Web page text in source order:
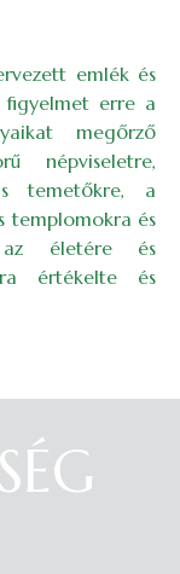
emlék és
figyelmet erre a
megőrző
népviseletre,
temetőkre, a
templomokra és
életére és
értékelte és